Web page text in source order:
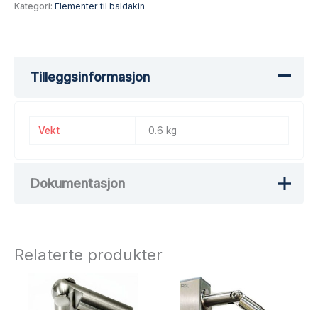
Kategori: Elementer til baldakin
Tilleggsinformasjon
Vekt 0.6 kg
Dokumentasjon
Relaterte produkter